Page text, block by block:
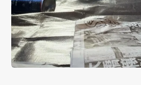
CONTACT